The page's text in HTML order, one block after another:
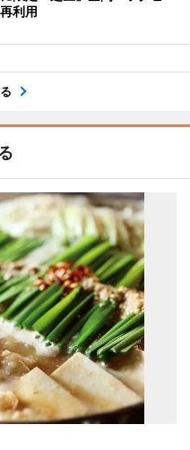
利用